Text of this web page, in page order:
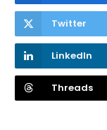
Twitter
LinkedIn
Threads